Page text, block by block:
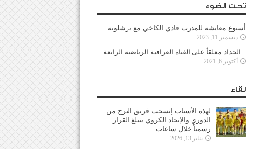
تحت الضوء
أسبوع معايشة للمدرب فادي الكاخي مع برشلونة
ديسمبر 11, 2023
الحداد معلقاً على القناة العراقية الرياضية الرابعة
أكتوبر 6, 2021
لقاء
لهذه الأسباب إنسحب فريق البرج من
الدوري والإتحاد الكروي يتبلغ القرار
رسمياً خلال ساعات
يناير 13, 2026